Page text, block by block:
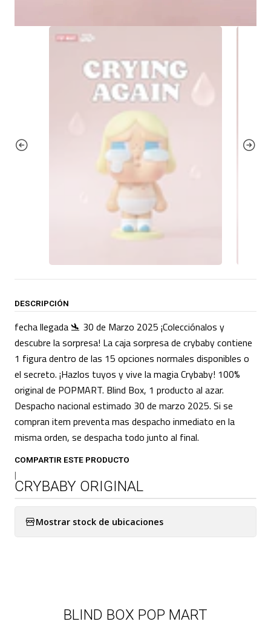
DESCRIPCIÓN
fecha llegada 🛬 30 de Marzo 2025 ¡Colecciónalos y
descubre la sorpresa! La caja sorpresa de crybaby contiene
1 figura dentro de las 15 opciones normales disponibles o
el secreto. ¡Hazlos tuyos y vive la magia Crybaby! 100%
original de POPMART. Blind Box, 1 producto al azar.
Despacho nacional estimado 30 de marzo 2025. Si se
compran item preventa mas despacho inmediato en la
misma orden, se despacha todo junto al final.
COMPARTIR ESTE PRODUCTO
|
CRYBABY ORIGINAL
Mostrar stock de ubicaciones
BLIND BOX POP MART